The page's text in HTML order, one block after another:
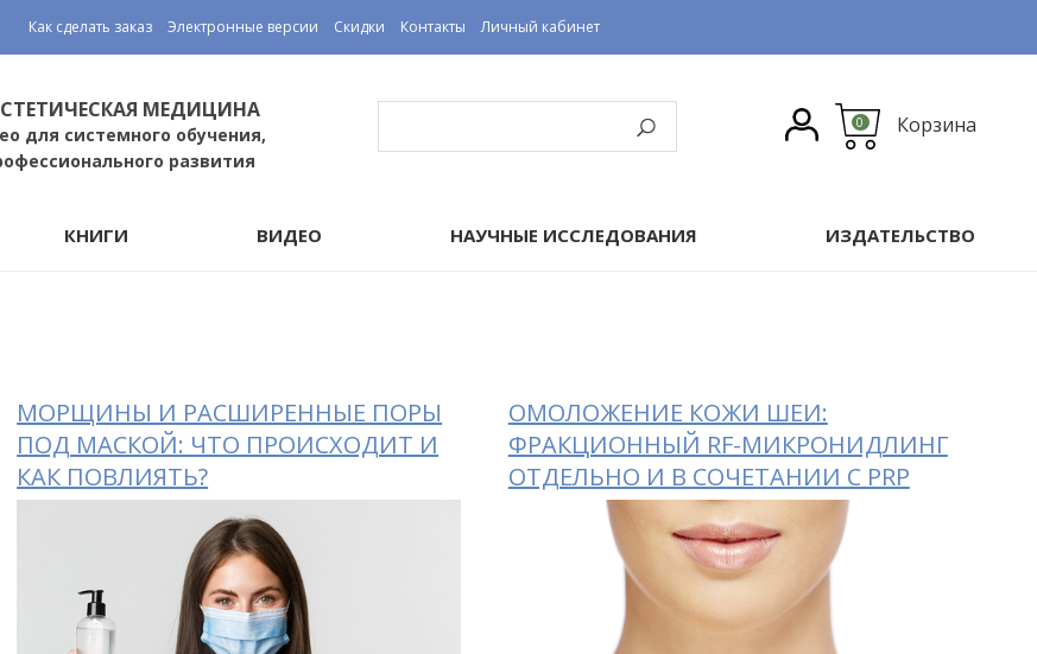
Как сделать заказ Электронные версии Скидки Контакты Личный кабинет
МЕДИЦИНА
для системного обучения,
развития
0 Корзина
КНИГИ ВИДЕО НАУЧНЫЕ ИССЛЕДОВАНИЯ ИЗДАТЕЛЬСТВО
МОРЩИНЫ И РАСШИРЕННЫЕ ПОРЫ
ПОД МАСКОЙ: ЧТО ПРОИСХОДИТ И
КАК ПОВЛИЯТЬ?
ОМОЛОЖЕНИЕ КОЖИ ШЕИ:
ФРАКЦИОННЫЙ RF-МИКРОНИДЛИНГ
ОТДЕЛЬНО И В СОЧЕТАНИИ С PRP